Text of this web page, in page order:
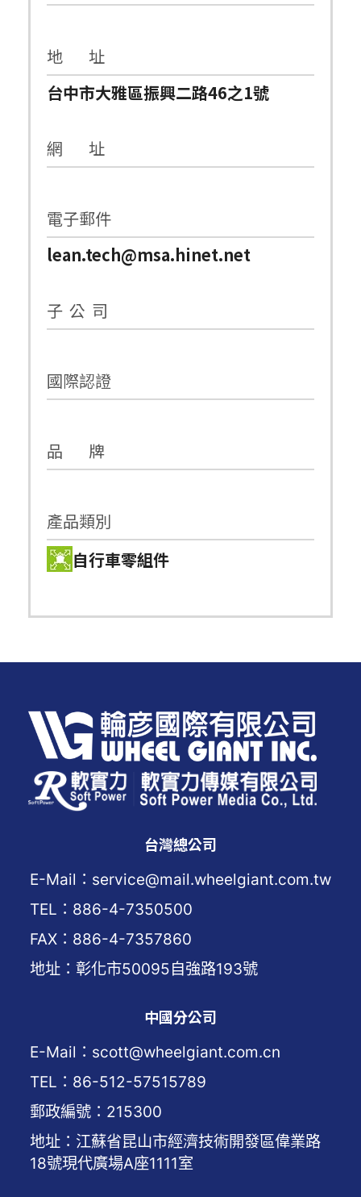
地 址
台中市大雅區振興二路46之1號
網 址
電子郵件
lean.tech@msa.hinet.net
子 公 司
國際認證
品 牌
產品類別
自行車零組件
台灣總公司
E-Mail：service@mail.wheelgiant.com.tw
TEL：886-4-7350500
FAX：886-4-7357860
地址：彰化市50095自強路193號
中國分公司
E-Mail：scott@wheelgiant.com.cn
TEL：86-512-57515789
郵政編號：215300
地址：江蘇省昆山市經濟技術開發區偉業路
18號現代廣場A座1111室